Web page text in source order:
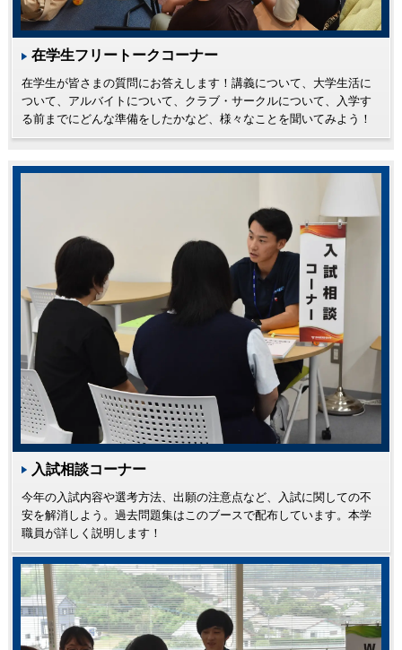
在学生フリートークコーナー
在学生が皆さまの質問にお答えします！講義について、大学生活に
ついて、アルバイトについて、クラブ・サークルについて、入学す
る前までにどんな準備をしたかなど、様々なことを聞いてみよう！
入試相談コーナー
今年の入試内容や選考方法、出願の注意点など、入試に関しての不
安を解消しよう。過去問題集はこのブースで配布しています。本学
職員が詳しく説明します！